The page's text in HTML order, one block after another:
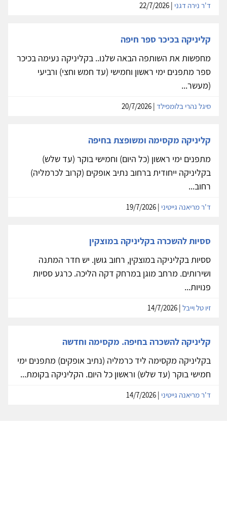
ד'ר נירה דגני
קליניקה בכיכר ספר חיפה
מחפשות את השותפה הבאה שלנו.. בקליניקה נעימה בכיכר
ספר מתפנים ימי ראשון וחמישי (עד חמש וחצי) ורביעי
(מעשר...
סיגל נהרי בלומפילד
קליניקה מקסימה ומשופצת בחיפה
מתפנים ימי ראשון (כל היום) וחמישי בוקר (עד שלש)
בקליניקה ייחודית ברחוב נתיב אופקים (קרוב לכרמליה)
רחוב...
ד'ר מריאנה גייטיני
ססיות להשכרה בקליניקה במוצקין
ססיות בקליניקה במוצקין, רחוב גושן. יש חדר המתנה
ושירותים. מרחב מוגן במרחק דקה הליכה. כרגע ססיות
פנויות...
זיו טל וייבל
קליניקה להשכרה בחיפה. מקסימה וחדשה
בקליניקה מקסימה ליד כרמליה (נתיב אופקים) מתפנים ימי
חמישי בוקר (עד שלש) וראשון כל היום. הקליניקה בקומת...
ד'ר מריאנה גייטיני